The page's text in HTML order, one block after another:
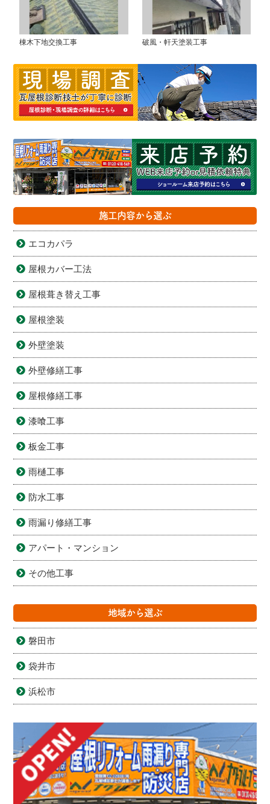
棟木下地交換工事 破風・軒天塗装工事
施工内容から選ぶ
エコカパラ
屋根カバー工法
屋根葺き替え工事
屋根塗装
外壁塗装
外壁修繕工事
屋根修繕工事
漆喰工事
板金工事
雨樋工事
防水工事
雨漏り修繕工事
アパート・マンション
その他工事
地域から選ぶ
磐田市
袋井市
浜松市